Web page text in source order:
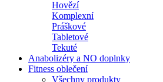
Hovězí
Komplexní
Práškové
Tabletové
Tekuté
Anabolizéry a NO doplnky
Fitness oblečení
Všechny produkty